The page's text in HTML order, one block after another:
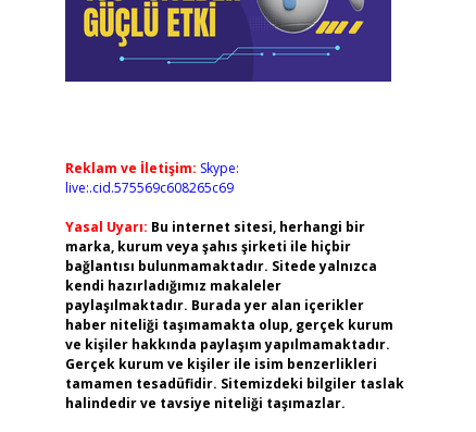
Reklam ve İletişim: Skype:
live:.cid.575569c608265c69
Yasal Uyarı: Bu internet sitesi, herhangi bir
marka, kurum veya şahıs şirketi ile hiçbir
bağlantısı bulunmamaktadır. Sitede yalnızca
kendi hazırladığımız makaleler
paylaşılmaktadır. Burada yer alan içerikler
haber niteliği taşımamakta olup, gerçek kurum
ve kişiler hakkında paylaşım yapılmamaktadır.
Gerçek kurum ve kişiler ile isim benzerlikleri
tamamen tesadüfidir. Sitemizdeki bilgiler taslak
halindedir ve tavsiye niteliği taşımazlar.